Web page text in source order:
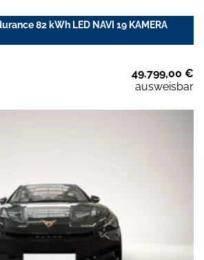
82 kWh LED NAVI 19 KAMERA
49.799,00 €
ausweisbar